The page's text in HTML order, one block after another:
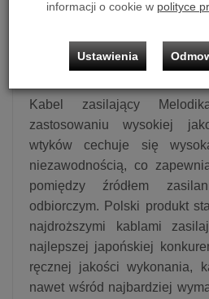
M8Xi oraz do listw
do ceny sprawiają, że
Kabel zasilający
zastosowaniu wysokiej
wtyków cechuje się
niezawodnością, co
pomiędzy źródłem
odbiorczym. Polski produkt
najdroższymi kablami
najlepszej japońskiej
ręcznej jakości wykonania,
nawet wśród najbardziej
informacji o cookie w polityce
Ustawienia